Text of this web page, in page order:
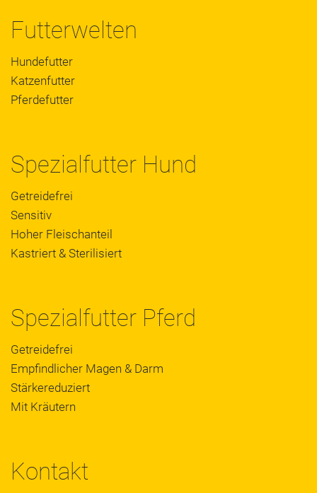
Futterwelten
Hundefutter
Katzenfutter
Pferdefutter
Spezialfutter Hund
Getreidefrei
Sensitiv
Hoher Fleischanteil
Kastriert & Sterilisiert
Spezialfutter Pferd
Getreidefrei
Empfindlicher Magen & Darm
Stärkereduziert
Mit Kräutern
Kontakt